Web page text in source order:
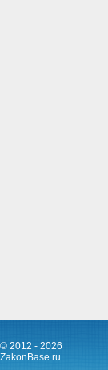
© 2012 - 2026
ZakonBase.ru